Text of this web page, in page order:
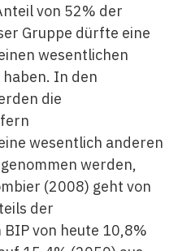
von 52% der
Gruppe dürfte eine
wesentlichen
In den
die
wesentlich anderen
werden,
(2008) geht von
der
von heute 10,8%